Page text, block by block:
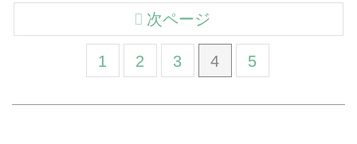
1 2 3 4 5
次ページ